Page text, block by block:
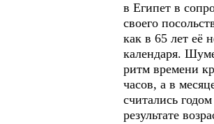
в Египет в
своего
как в 65 лет её
календаря.
ритм времени
часов, а в
считались
результате